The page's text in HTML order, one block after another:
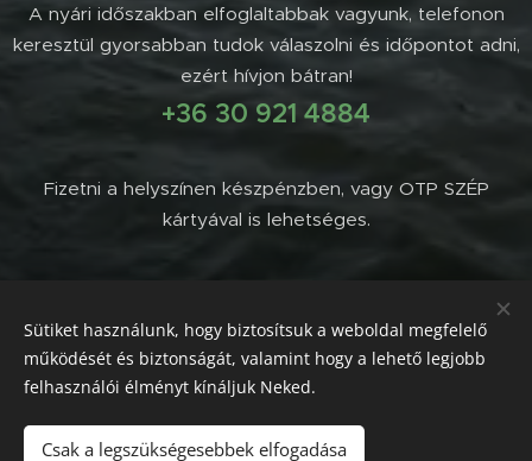
A nyári időszakban elfoglaltabbak vagyunk, telefonon
keresztül gyorsabban tudok válaszolni és időpontot adni,
ezért hívjon bátran!
+36 30 921 4884
Fizetni a helyszínen készpénzben, vagy OTP SZÉP
kártyával is lehetséges.
Facebook|Instagram|TikTok
Sütiket használunk, hogy biztosítsuk a weboldal megfelelő
működését és biztonságát, valamint hogy a lehető legjobb
felhasználói élményt kínáljuk Neked.
Csak a legszükségesebbek elfogadása